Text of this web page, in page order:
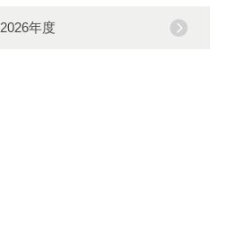
2026年度